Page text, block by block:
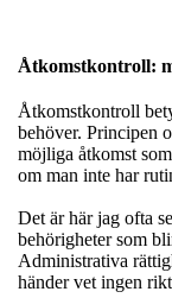
Åtkomstkontroll:
Åtkomstkontroll
behöver. Principen
möjliga åtkomst
om man inte har
Det är här jag ofta
behörigheter som
Administrativa
händer vet ingen